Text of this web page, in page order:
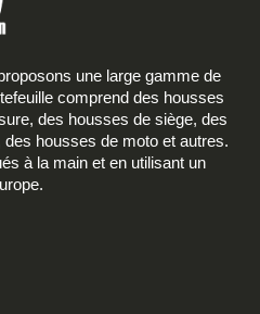
une large gamme de
comprend des housses
des housses de siège, des
housses de moto et autres.
à la main et en utilisant un